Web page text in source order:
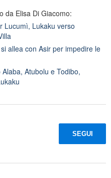
da Elisa Di Giacomo:
Lucumì, Lukaku verso
allea con Asir per impedire le
Atubolu e Todibo,
SEGUI